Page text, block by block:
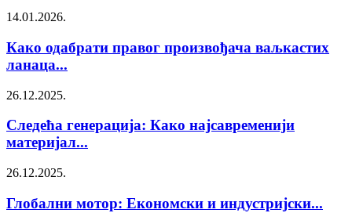
14.01.2026.
Како одабрати правог произвођача ваљкастих
ланаца...
26.12.2025.
Следећа генерација: Како најсавременији
материјал...
26.12.2025.
Глобални мотор: Економски и индустријски...